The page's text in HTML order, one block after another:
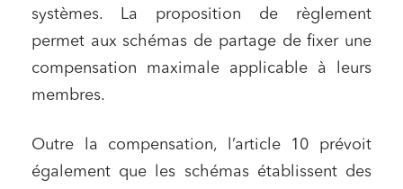
systèmes. La proposition de règlement
permet aux schémas de partage de fixer une
compensation maximale applicable à leurs
membres.
Outre la compensation, l’article 10 prévoit
également que les schémas établissent des